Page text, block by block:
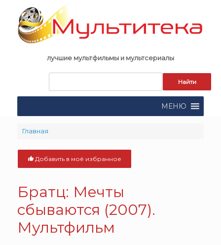
content
лучшие мультфильмы и мультсериалы
поиска:
МЕНЮ
Главная
Добавить в моё избранное
Братц: Мечты
сбываются (2007).
Мультфильм